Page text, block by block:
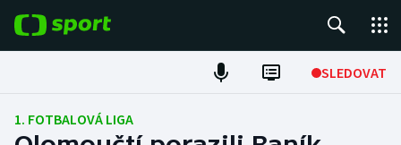
SLEDOVAT
Fotbal
1. FOTBALOVÁ LIGA